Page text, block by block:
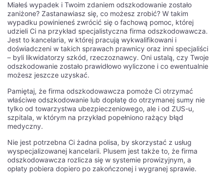
Miałeś wypadek i Twoim zdaniem odszkodowanie zostało
zaniżone? Zastanawiasz się, co możesz zrobić? W takim
wypadku powinieneś zwrócić się o fachową pomoc, której
udzieli Ci na przykład specjalistyczna firma odszkodowawcza.
Jest to kancelaria, w której pracują wykwalifikowani i
doświadczeni w takich sprawach prawnicy oraz inni specjaliści
– byli likwidatorzy szkód, rzeczoznawcy. Oni ustalą, czy Twoje
odszkodowanie zostało prawidłowo wyliczone i co ewentualnie
możesz jeszcze uzyskać.
Pamiętaj, że firma odszkodowawcza pomoże Ci otrzymać
właściwe odszkodowanie lub dopłatę do otrzymanej sumy nie
tylko od towarzystwa ubezpieczeniowego, ale i od ZUS-u,
szpitala, w którym na przykład popełniono rażący błąd
medyczny.
Nie jest potrzebna Ci żadna polisa, by skorzystać z usług
wyspecjalizowanej kancelarii. Plusem jest także to, że firma
odszkodowawcza rozlicza się w systemie prowizyjnym, a
opłaty pobiera dopiero po zakończonej i wygranej sprawie.